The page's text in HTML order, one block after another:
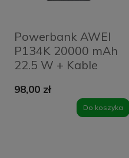
Powerbank AWEI
P134K 20000 mAh
22.5 W + Kable
C/Lightning/microUSB
Czarny - Black
98,00 zł
Do koszyka